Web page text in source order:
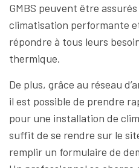
GMBS peuvent être
climatisation performante
répondre à tous leurs
thermique.
De plus, grâce au réseau
il est possible de prendre
pour une installation de
suffit de se rendre sur le
remplir un formulaire de